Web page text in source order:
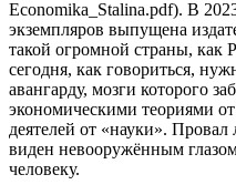
Economika_Stalina.pdf). В
экземпляров выпущена
такой огромной страны, как
сегодня, как говориться,
авангарду, мозги которого
экономическими теориями
деятелей от «науки».
виден невооружённым
человеку.